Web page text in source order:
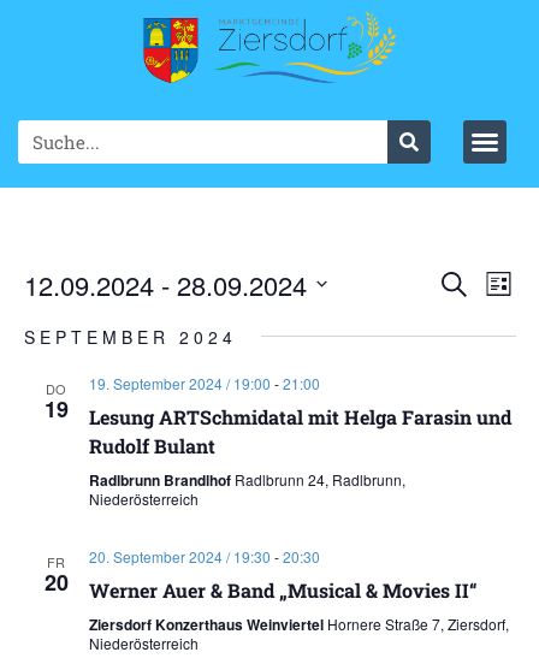
SucheList
12.09.2024 - 28.09.2024
wählen.
SEPTEMBER 2024
DO
19
19. September 2024 / 19:00 -21:00
Lesung ARTSchmidatal mit Helga Farasin und
Rudolf Bulant
Radlbrunn Brandlhof Radlbrunn 24, Radlbrunn,
Niederösterreich
FR
20
20. September 2024 / 19:30 -20:30
Werner Auer & Band „Musical & Movies II“
Ziersdorf Konzerthaus Weinviertel Hornere Straße 7, Ziersdorf,
Niederösterreich